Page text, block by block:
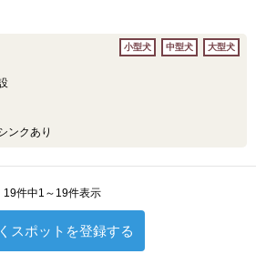
ンクあり
小型犬 中型犬 大型犬
19件中1～19件表示
スポットを登録する